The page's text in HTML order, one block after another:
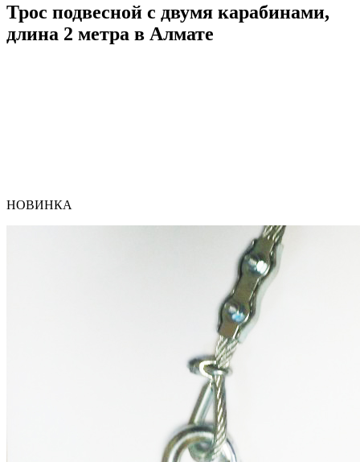
Трос подвесной с двумя карабинами,
длина 2 метра в Алмате
НОВИНКА